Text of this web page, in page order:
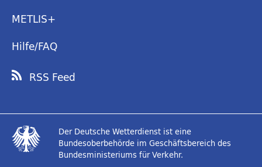
METLIS+
Hilfe/FAQ
RSS Feed
Der Deutsche Wetterdienst ist eine
Bundesoberbehörde im Geschäftsbereich des
Bundesministeriums für Verkehr.